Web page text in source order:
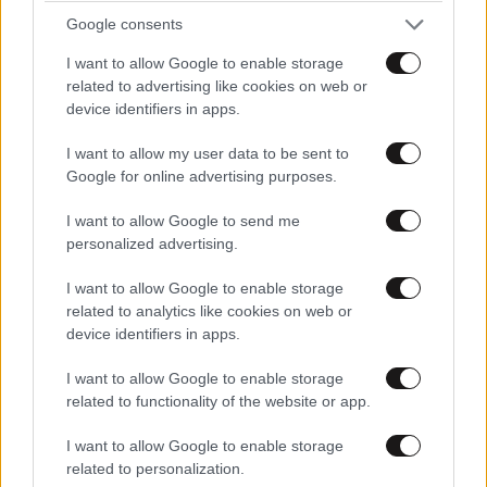
Google consents
I want to allow Google to enable storage
related to advertising like cookies on web or
device identifiers in apps.
I want to allow my user data to be sent to
Google for online advertising purposes.
I want to allow Google to send me
personalized advertising.
I want to allow Google to enable storage
related to analytics like cookies on web or
device identifiers in apps.
I want to allow Google to enable storage
related to functionality of the website or app.
I want to allow Google to enable storage
related to personalization.
σας (τον ίδιο εργοδότη με εσάς έχουν);;;
Απαντήστε
εσύ κάνε τον κοιμισμένο
όπως διέταξε ο τόσκα τόσκα τόσκα τόσκα
υπουργούλης
Απαντήστε
ΜάριοςΣυρεγγέλας(σύρε κι
έλας)
15·05·2026
10:31
Οι ευάλωτοι έχουν ρημάξει όλη την κοινωνία, τους